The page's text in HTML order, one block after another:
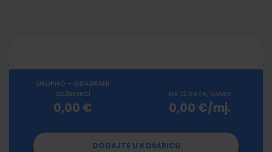
UKUPNO - ODABRANI
UDŽBENICI
0,00 €
NA 12 RATA, SAMO
0,00 €/mj.
DODAJTE U KOŠARICU